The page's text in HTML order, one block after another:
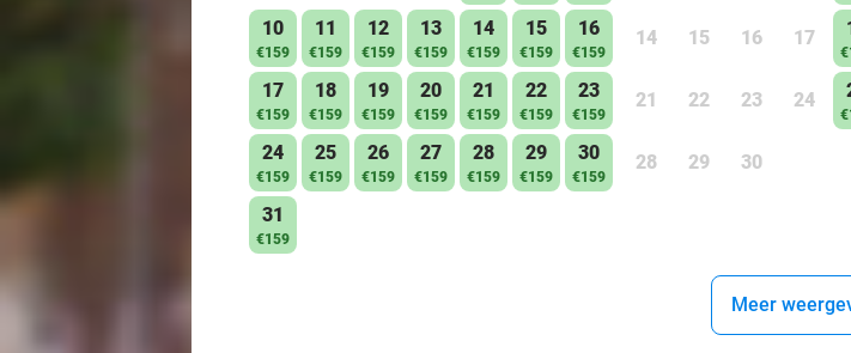
10
€159
11
€159
12
€159
13
€159
14
€159
15
€159
16
€159
17
€159
18
€159
19
€159
20
€159
21
€159
22
€159
23
€159
24
€159
25
€159
26
€159
27
€159
28
€159
29
€159
30
€159
31
€159
14 15 16 17
21 22 23 24
28 29 30
Meer